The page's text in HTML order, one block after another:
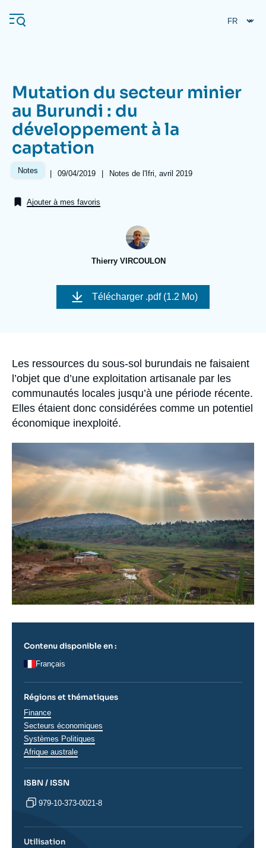
au
contenu
Navigation
principale
L'Ifri
Analyses
Se connecter
Nous soutenir
Mutation du secteur minier
au Burundi : du
développement à la
captation
Notes |
Date
publication
09/04/2019 | Références
Notes de l'Ifri, avril 2019
Ajouter à mes favoris
Thierry VIRCOULON
couverture
Télécharger .pdf (1.2 Mo)
Accroche
Les ressources du sous-sol burundais ne faisaient
l’objet que d’une exploitation artisanale par les
communautés locales jusqu’à une période récente.
Elles étaient donc considérées comme un potentiel
économique inexploité.
Contenu disponible en :
Français
Régions et thématiques
Thématiques
analyses
Finance
Secteurs économiques
Systèmes Politiques
Régions
Afrique australe
ISBN / ISSN
979-10-373-0021-8
Utilisation